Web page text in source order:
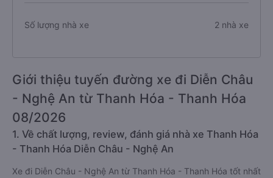
Số lượng nhà xe 2 nhà xe
Giới thiệu tuyến đường xe đi Diễn Châu
- Nghệ An từ Thanh Hóa - Thanh Hóa
08/2026
1. Về chất lượng, review, đánh giá nhà xe Thanh Hóa
- Thanh Hóa Diễn Châu - Nghệ An
Xe đi Diễn Châu - Nghệ An từ Thanh Hóa - Thanh Hóa tốt nhất